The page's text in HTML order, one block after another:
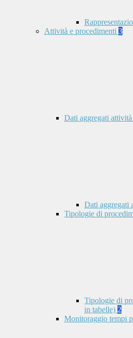
Attività e procedimenti 3
Dati aggregati
Dati aggregati
Tipologie di
Tipologie di
in tabelle) 2
Monitoraggio tempi